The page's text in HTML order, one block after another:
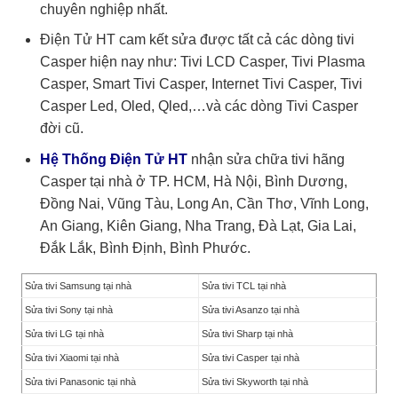
chuyên nghiệp nhất.
Điện Tử HTcam kết sửa được tất cả các dòng tivi
Casper hiện nay như: Tivi LCD Casper, Tivi Plasma
Casper, Smart Tivi Casper, Internet Tivi Casper, Tivi
Casper Led, Oled, Qled,…và các dòng Tivi Casper
đời cũ.
Hệ Thống Điện Tử HTnhận sửa chữa tivi hãng
Casper tại nhà ở TP. HCM, Hà Nội, Bình Dương,
Đồng Nai, Vũng Tàu, Long An, Cần Thơ, Vĩnh Long,
An Giang, Kiên Giang, Nha Trang, Đà Lạt, Gia Lai,
Đắk Lắk, Bình Định, Bình Phước.
Sửa tivi Samsung tại nhà Sửa tivi TCL tại nhà
Sửa tivi Sony tại nhà Sửa tivi Asanzo tại nhà
Sửa tivi LG tại nhà Sửa tivi Sharp tại nhà
Sửa tivi Xiaomi tại nhà Sửa tivi Casper tại nhà
Sửa tivi Panasonic tại nhà Sửa tivi Skyworth tại nhà